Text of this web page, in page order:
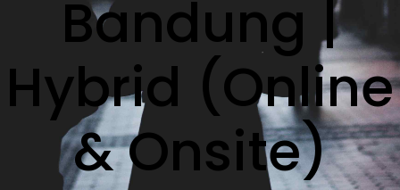
Bandung |
Hybrid (Online
& Onsite)